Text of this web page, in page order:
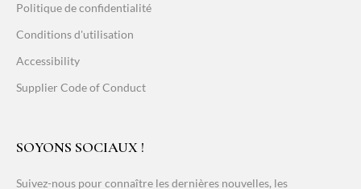
Politique de confidentialité
Conditions d'utilisation
Accessibility
Supplier Code of Conduct
SOYONS SOCIAUX !
Suivez-nous pour connaître les dernières nouvelles, les